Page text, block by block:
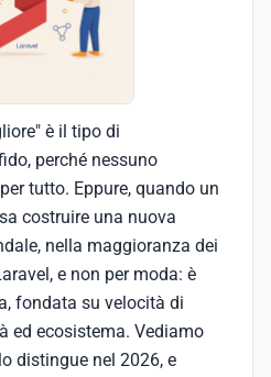
è il tipo di
perché nessuno
tutto. Eppure, quando un
costruire una nuova
nella maggioranza dei
e non per moda: è
fondata su velocità di
ed ecosistema. Vediamo
distingue nel 2026, e